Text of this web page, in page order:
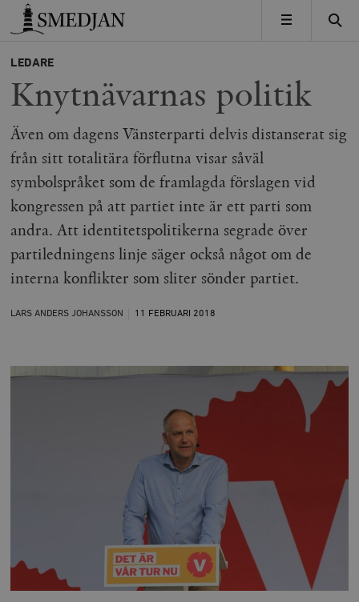
Timbro
MENY
LEDARE
Knytnävarnas politik
Även om dagens Vänsterparti delvis distanserat sig
från sitt totalitära förflutna visar såväl
symbolspråket som de framlagda förslagen vid
kongressen på att partiet inte är ett parti som
andra. Att identitetspolitikerna segrade över
partiledningens linje säger också något om de
interna konflikter som sliter sönder partiet.
LARS ANDERS JOHANSSON 11 FEBRUARI 2018